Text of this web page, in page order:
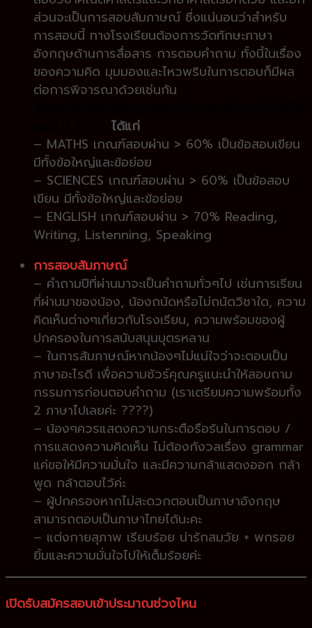
ส่วนจะเป็นการสอบสัมภาษณ์ ซึ่งแน่นอนว่าสำหรับ
การสอบนี้ ทางโรงเรียนต้องการวัดทักษะภาษา
อังกฤษด้านการสื่อสาร การตอบคำถาม ทั้งนี้ในเรื่อง
ของความคิด มุมมองและไหวพริบในการตอบก็มีผล
ต่อการพิจารณาด้วยเช่นกัน
ได้แก่
– MATHS เกณฑ์สอบผ่าน > 60% เป็นข้อสอบเขียน
มีทั้งข้อใหญ่และข้อย่อย
– SCIENCES เกณฑ์สอบผ่าน > 60% เป็นข้อสอบ
เขียน มีทั้งข้อใหญ่และข้อย่อย
– ENGLISH เกณฑ์สอบผ่าน > 70% Reading,
Writing, Listenning, Speaking
การสอบสัมภาษณ์
– คำถามปีที่ผ่านมาจะเป็นคำถามทั่วๆไป เช่นการเรียน
ที่ผ่านมาของน้อง, น้องถนัดหรือไม่ถนัดวิชาใด, ความ
คิดเห็นต่างๆเกี่ยวกับโรงเรียน, ความพร้อมของผู้
ปกครองในการสนับสนุนบุตรหลาน
– ในการสัมภาษณ์หากน้องๆไม่แน่ใจว่าจะตอบเป็น
ภาษาอะไรดี เพื่อความชัวร์คุณครูแนะนำให้สอบถาม
กรรมการก่อนตอบคำถาม (เราเตรียมความพร้อมทั้ง
2 ภาษาไปเลยค่ะ ????)
– น้องๆควรแสดงความกระตือรือร้นในการตอบ /
การแสดงความคิดเห็น ไม่ต้องกังวลเรื่อง grammar
แค่ขอให้มีความมั่นใจ และมีความกล้าแสดงออก กล้า
พูด กล้าตอบไว้ค่ะ
– ผู้ปกครองหากไม่สะดวกตอบเป็นภาษาอังกฤษ
สามารถตอบเป็นภาษาไทยได้นะคะ
– แต่งกายสุภาพ เรียบร้อย น่ารักสมวัย + พกรอย
ยิ้มและความมั่นใจไปให้เต็มร้อยค่ะ
เปิดรับสมัครสอบเข้าประมาณช่วงไหน